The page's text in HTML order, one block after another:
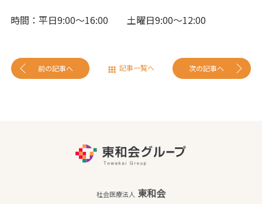
時間：平日9:00～16:00 土曜日9:00～12:00
前の記事へ 記事一覧へ 次の記事へ
社会医療法人 東和会